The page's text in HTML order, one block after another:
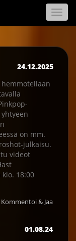
Avaa
24.12.2025
on mm.
julkaisu.
videot
klo. 18:00
Kommentoi & Jaa
01.08.24